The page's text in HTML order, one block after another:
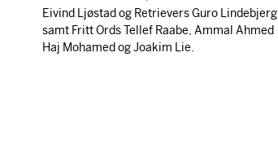
Eivind Ljøstad og Retrievers Guro Lindebjerg
samt Fritt Ords Tellef Raabe, Ammal Ahmed
Haj Mohamed og Joakim Lie.